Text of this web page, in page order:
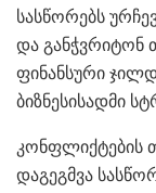
სასწორებს
და განჭვრიტონ
ფინანსური
ბიზნესისადმი
კონფლიქტების
დაგეგმვა